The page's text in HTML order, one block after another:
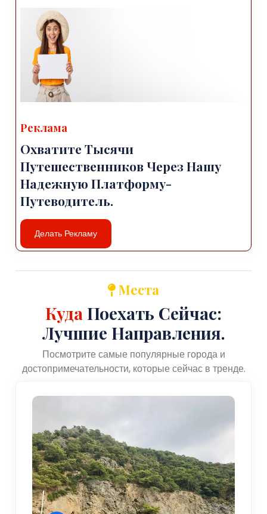
Реклама
Охватите Тысячи
Путешественников Через Нашу
Надежную Платформу-
Путеводитель.
Делать Рекламу
Места
Куда Поехать Сейчас:
Лучшие Направления.
Посмотрите самые популярные города и
достопримечательности, которые сейчас в тренде.